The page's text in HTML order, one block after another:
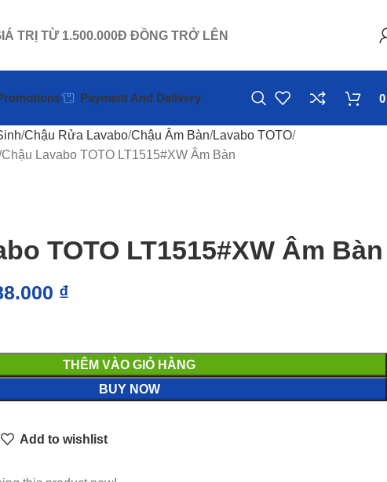
TRỊ TỪ 1.500.000Đ ĐỒNG TRỞ LÊN
Payment And Delivery
Chậu Rửa Lavabo Chậu Âm Bàn Lavabo TOTO
Chậu Lavabo TOTO LT1515#XW Âm Bàn
TOTO LT1515#XW Âm Bàn
₫
THÊM VÀO GIỎ HÀNG
BUY NOW
Add to wishlist